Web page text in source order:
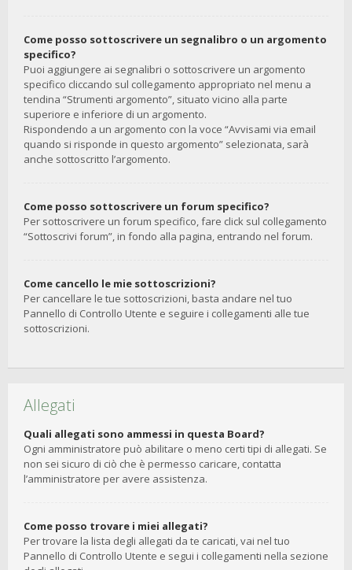
Come posso sottoscrivere un segnalibro o un argomento
specifico?
Puoi aggiungere ai segnalibri o sottoscrivere un argomento
specifico cliccando sul collegamento appropriato nel menu a
tendina “Strumenti argomento”, situato vicino alla parte
superiore e inferiore di un argomento.
Rispondendo a un argomento con la voce “Avvisami via email
quando si risponde in questo argomento” selezionata, sarà
anche sottoscritto l’argomento.
Come posso sottoscrivere un forum specifico?
Per sottoscrivere un forum specifico, fare click sul collegamento
“Sottoscrivi forum”, in fondo alla pagina, entrando nel forum.
Come cancello le mie sottoscrizioni?
Per cancellare le tue sottoscrizioni, basta andare nel tuo
Pannello di Controllo Utente e seguire i collegamenti alle tue
sottoscrizioni.
Allegati
Quali allegati sono ammessi in questa Board?
Ogni amministratore può abilitare o meno certi tipi di allegati. Se
non sei sicuro di ciò che è permesso caricare, contatta
l’amministratore per avere assistenza.
Come posso trovare i miei allegati?
Per trovare la lista degli allegati da te caricati, vai nel tuo
Pannello di Controllo Utente e segui i collegamenti nella sezione